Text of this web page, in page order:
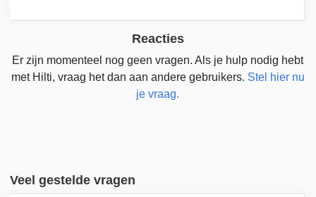
Reacties
Er zijn momenteel nog geen vragen. Als je hulp nodig hebt
met Hilti, vraag het dan aan andere gebruikers. Stel hier nu
je vraag.
Veel gestelde vragen